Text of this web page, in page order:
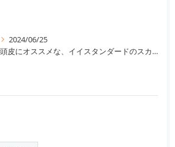
2024/06/25
頭皮にオススメな、イイスタンダードのスカルプ系シャンプー＆トリートメントです！